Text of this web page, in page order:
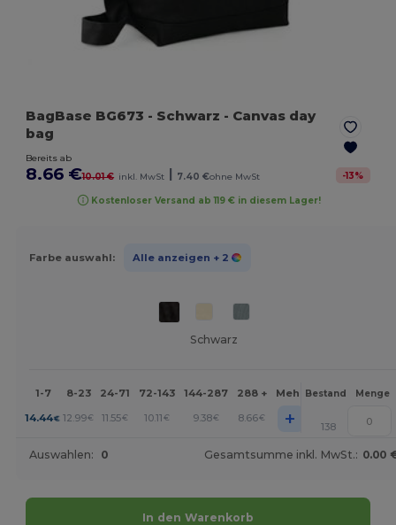
BagBase BG673 - Schwarz - Canvas day
bag
Bereits ab
8.66 €10.01 € inkl. MwSt | 7.40 €ohne MwSt -13%
Kostenloser Versand ab 119 € in diesem Lager!
Farbe auswahl: Alle anzeigen + 2
Schwarz
1-7 8-23 24-71 72-143 144-287 288 + Mehr Bestand Menge
14.44€ 12.99€ 11.55€ 10.11€ 9.38€ 8.66€ + 138
Auswahlen: 0 Gesamtsumme inkl. MwSt.: 0.00
In den Warenkorb